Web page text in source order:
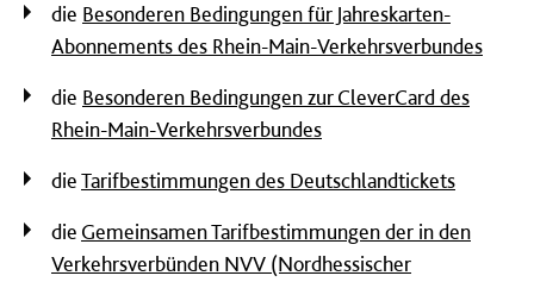
die Besonderen Bedingungen für Jahreskarten-
Abonnements des Rhein-Main-Verkehrsverbundes
die Besonderen Bedingungen zur CleverCard des
Rhein-Main-Verkehrsverbundes
dieTarifbestimmungen des Deutschlandtickets
die Gemeinsamen Tarifbestimmungen der in den
Verkehrsverbünden NVV (Nordhessischer